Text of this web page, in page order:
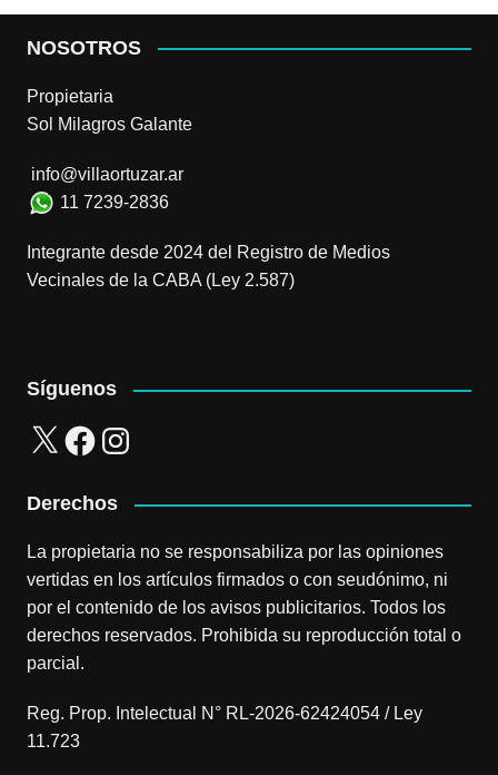
NOSOTROS
Propietaria
Sol Milagros Galante
info@villaortuzar.ar
11 7239-2836
Integrante desde 2024 del Registro de Medios
Vecinales de la CABA (Ley 2.587)
Síguenos
X FacebookInstagram
Derechos
La propietaria no se responsabiliza por las opiniones
vertidas en los artículos firmados o con seudónimo, ni
por el contenido de los avisos publicitarios. Todos los
derechos reservados. Prohibida su reproducción total o
parcial.
Reg. Prop. Intelectual N° RL-2026-62424054 / Ley
11.723